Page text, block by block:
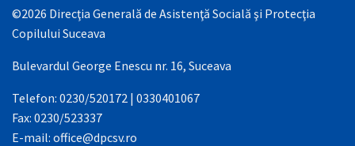
©2026 Direcţia Generală de Asistenţă Socială şi Protecţia
Copilului Suceava
Bulevardul George Enescu nr. 16, Suceava
Telefon: 0230/520172 | 0330401067
Fax: 0230/523337
E-mail: office@dpcsv.ro